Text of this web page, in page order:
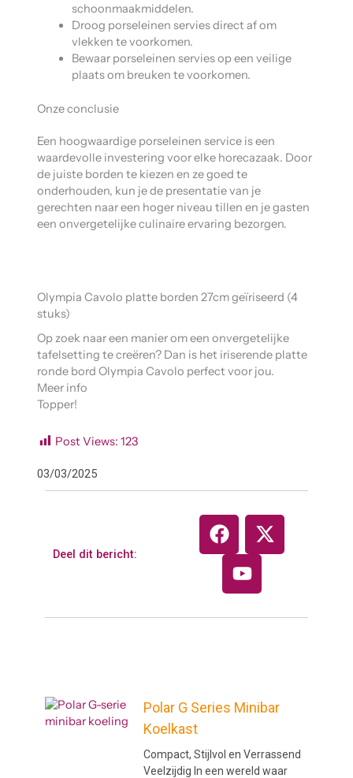
schoonmaakmiddelen.
Droog porseleinen servies direct af om
vlekken te voorkomen.
Bewaar porseleinen servies op een veilige
plaats om breuken te voorkomen.
Onze conclusie
Een hoogwaardige porseleinen service is een
waardevolle investering voor elke horecazaak. Door
de juiste borden te kiezen en ze goed te
onderhouden, kun je de presentatie van je
gerechten naar een hoger niveau tillen en je gasten
een onvergetelijke culinaire ervaring bezorgen.
Olympia Cavolo platte borden 27cm geïriseerd (4
stuks)
Op zoek naar een manier om een ​​onvergetelijke
tafelsetting te creëren? Dan is het iriserende platte
ronde bord Olympia Cavolo perfect voor jou.
Meer info
Topper!
Post Views: 123
03/03/2025
Deel dit bericht:
F
a
c
o
X
-
t
Y
u
t
b
Polar G Series Minibar
Koelkast
Compact, Stijlvol en Verrassend
Veelzijdig In een wereld waar